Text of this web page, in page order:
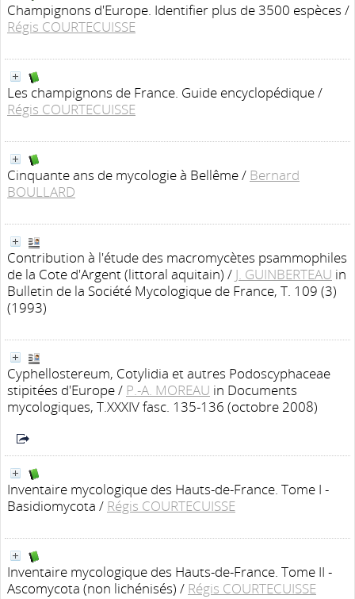
Champignons d'Europe. Identifier plus de 3500 espèces /
Régis COURTECUISSE
Les champignons de France. Guide encyclopédique/
Régis COURTECUISSE
Cinquante ans de mycologie à Bellême/ Bernard
BOULLARD
Contribution à l'étude des macromycètes psammophiles
de la Cote d'Argent (littoral aquitain) / J. GUINBERTEAU in
Bulletin de la Société Mycologique de France, T. 109 (3)
(1993)
Cyphellostereum, Cotylidia et autres Podoscyphaceae
stipitées d'Europe/ P.-A. MOREAU in Documents
mycologiques, T.XXXIV fasc. 135-136 (octobre 2008)
Inventaire mycologique des Hauts-de-France. Tome I -
Basidiomycota / Régis COURTECUISSE
Inventaire mycologique des Hauts-de-France. Tome II -
Ascomycota (non lichénisés) / Régis COURTECUISSE